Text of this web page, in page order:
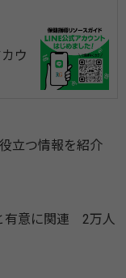
ウ
立つ情報を紹介
有意に関連 2万人